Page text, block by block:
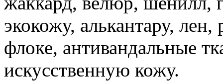
экокожу, алькантару,
флоке, антивандальные
искусственную кожу.